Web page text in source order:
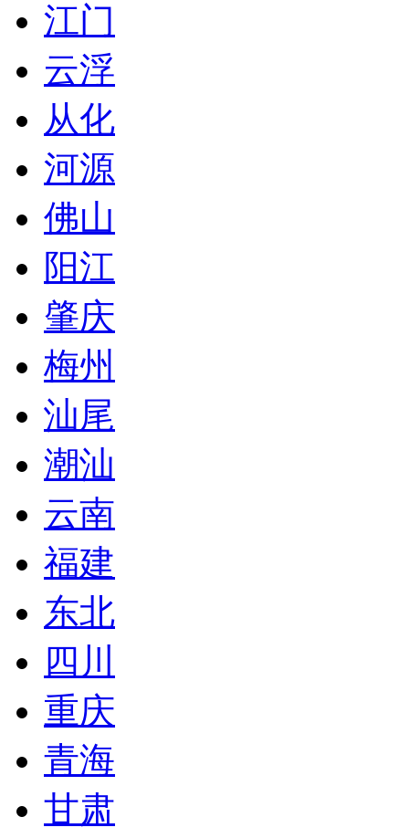
江门
云浮
从化
河源
佛山
阳江
肇庆
梅州
汕尾
潮汕
云南
福建
东北
四川
重庆
青海
甘肃